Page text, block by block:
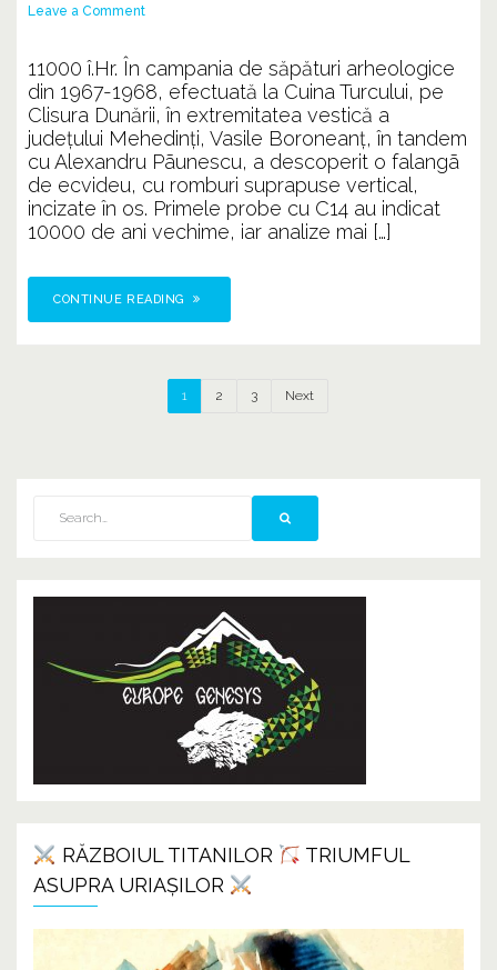
Leave a Commenton
COLOANEI
۩
11000 î.Hr. În campania de săpături arheologice
din 1967-1968, efectuată la Cuina Turcului, pe
Clisura Dunării, în extremitatea vestică a
judeţului Mehedinţi, Vasile Boroneanţ, în tandem
cu Alexandru Pãunescu, a descoperit o falangã
de ecvideu, cu romburi suprapuse vertical,
incizate în os. Primele probe cu C14 au indicat
10000 de ani vechime, iar analize mai […]
CONTINUE READING
1 2 3 Next
RĂZBOIUL TITANILOR
TRIUMFUL
ASUPRA URIAȘILOR